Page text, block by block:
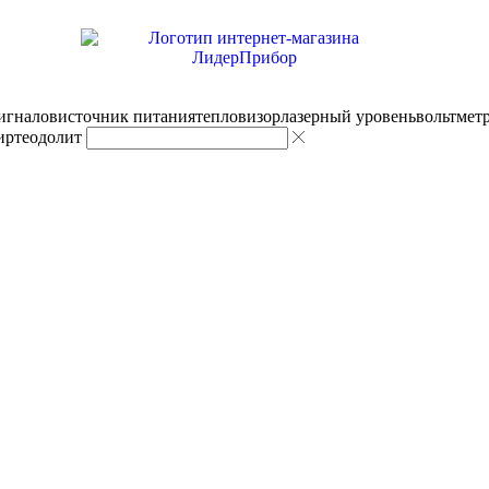
источник питаниятепловизорлазерный уровень
теодолит